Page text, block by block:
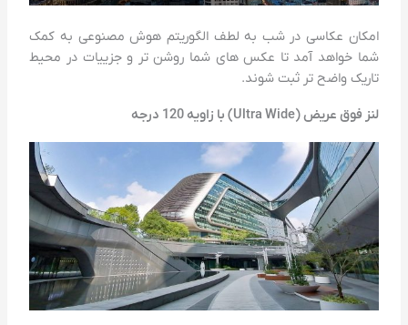
امکان عکاسی در شب به لطف الگوریتم هوش مصنوعی به کمک
شما خواهد آمد تا عکس های شما روشن تر و جزییات در محیط
تاریک واضح تر ثبت شوند.
لنز فوق عریض (Ultra Wide) با زاویه 120 درجه